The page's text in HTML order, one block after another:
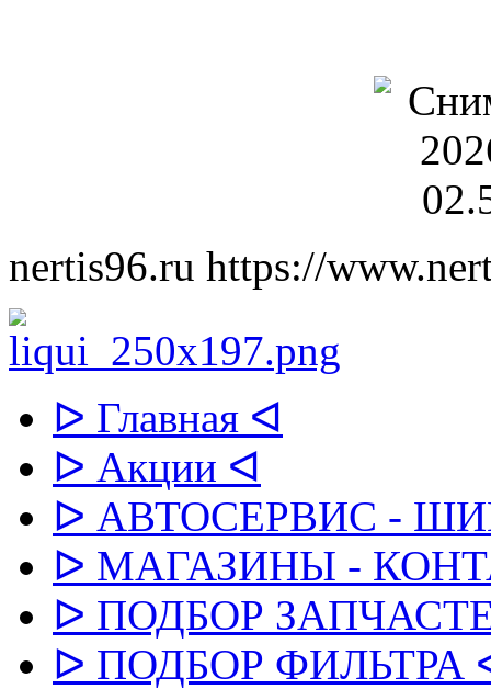
nertis96.ru https://
ᐅ Главная ᐊ
ᐅ Акции ᐊ
ᐅ АВТОСЕРВИС -
ᐅ МАГАЗИНЫ -
ᐅ ПОДБОР
ᐅ ПОДБОР ФИЛЬТРА